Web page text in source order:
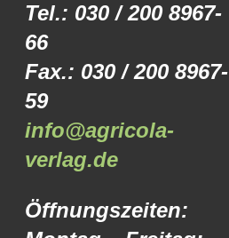
Tel.: 030 / 200 8967-
66
Fax.: 030 / 200 8967-
59
info@agricola-
verlag.de
Öffnungszeiten: